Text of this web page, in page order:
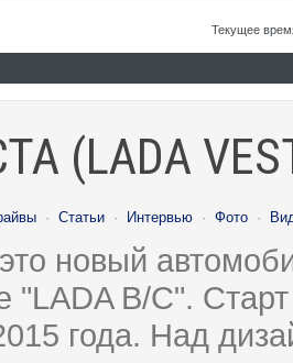
Текущее
(LADA
· Статьи · Интервью · Фото ·
новый
"LADA B/C".
года. Над